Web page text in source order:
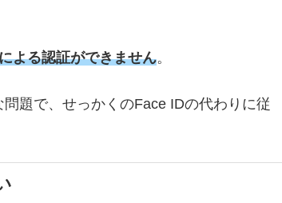
よる認証ができません。
題で、せっかくのFace IDの代わりに従